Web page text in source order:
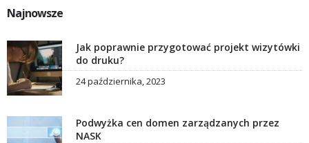
Najnowsze
Jak poprawnie przygotować projekt wizytówki
do druku?
24 października, 2023
Podwyżka cen domen zarządzanych przez
NASK